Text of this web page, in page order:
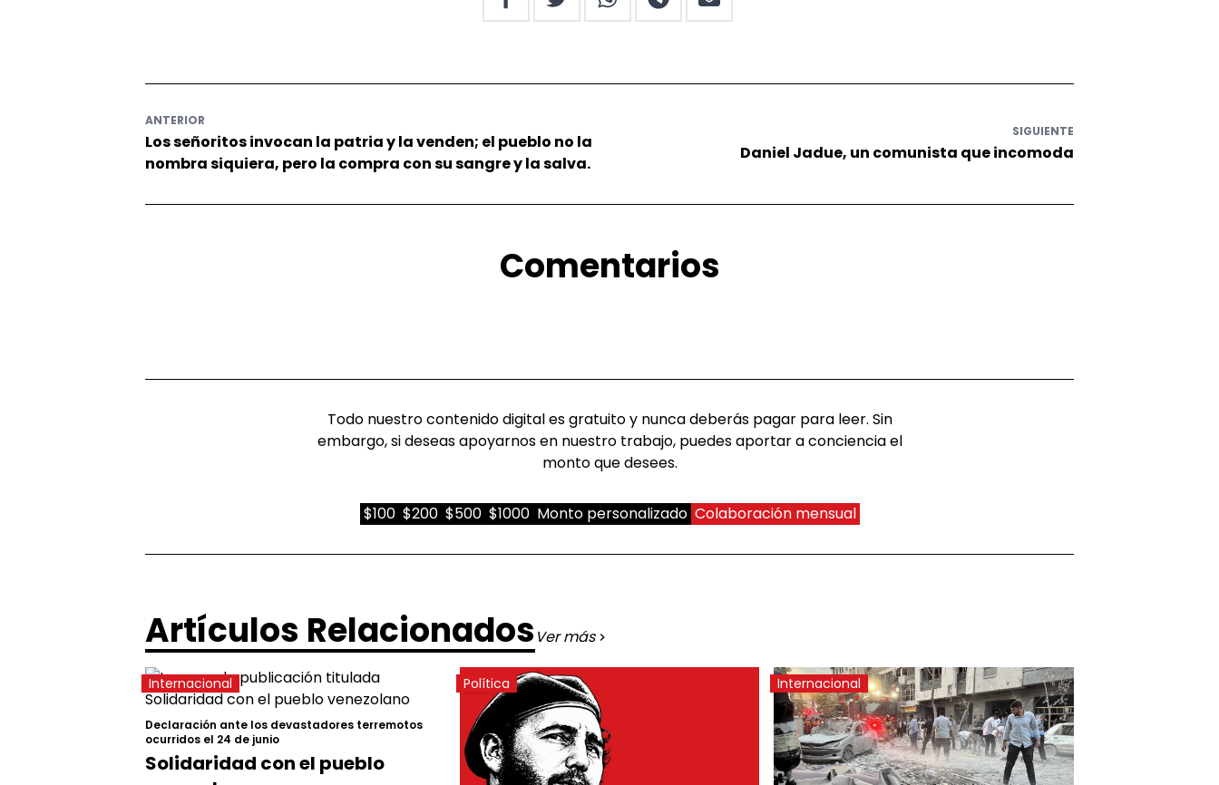
ANTERIOR
Los señoritos invocan la patria y la venden; el pueblo no la
nombra siquiera, pero la compra con su sangre y la salva.
SIGUIENTE
Daniel Jadue, un comunista que incomoda
Comentarios
Todo nuestro contenido digital es gratuito y nunca deberás pagar para leer. Sin
embargo, si deseas apoyarnos en nuestro trabajo, puedes aportar a conciencia el
monto que desees.
$100 $200 $500 $1000 Monto personalizado Colaboración mensual
Artículos Relacionados Ver más
Internacional
Declaración ante los devastadores terremotos
ocurridos el 24 de junio
Solidaridad con el pueblo
Política Internacional